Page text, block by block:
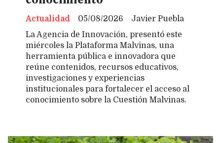
Javier Puebla
Actualidad
05/08/2026
La Agencia de Innovación, presentó este
miércoles la Plataforma Malvinas, una
herramienta pública e innovadora que
reúne contenidos, recursos educativos,
investigaciones y experiencias
institucionales para fortalecer el acceso al
conocimiento sobre la Cuestión Malvinas.